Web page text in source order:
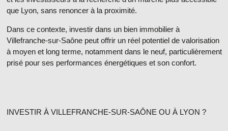
que Lyon, sans renoncer à la proximité.
Dans ce contexte, investir dans un bien immobilier à
Villefranche-sur-Saônepeut offrir un réel potentiel de valorisation
à moyen et long terme, notamment dans le neuf, particulièrement
prisé pour ses performances énergétiques et son confort.
INVESTIR À VILLEFRANCHE-SUR-SAÔNE OU À LYON ?